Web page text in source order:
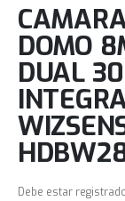
DOMO
DUAL
Debe estar